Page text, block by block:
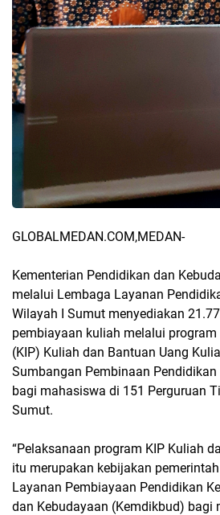
GLOBALMEDAN.COM,MEDAN-
Kementerian Pendidikan dan
melalui Lembaga Layanan
Wilayah I Sumut menyediakan
pembiayaan kuliah melalui
(KIP) Kuliah dan Bantuan Uang
Sumbangan Pembinaan
bagi mahasiswa di 151 Perguruan
Sumut.
“Pelaksanaan program KIP Kuliah
itu merupakan kebijakan
Layanan Pembiayaan Pendidikan
dan Kebudayaan (Kemdikbud) bagi